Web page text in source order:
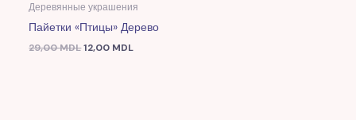
Деревянные украшения
Пайетки «Птицы» Дерево
29,00MDL12,00 MDL